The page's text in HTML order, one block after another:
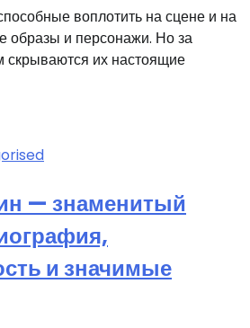
воплотить на сцене и на
образы и персонажи. Но за
скрываются их настоящие
— знаменитый
и значимые